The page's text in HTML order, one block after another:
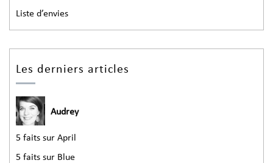
Liste d’envies
Les derniers articles
Audrey
5 faits sur April
5 faits sur Blue